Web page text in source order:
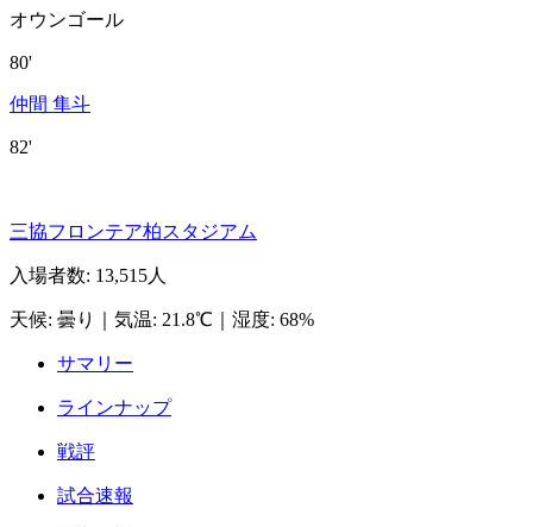
オウンゴール
80'
仲間 隼斗
82'
三協フロンテア柏スタジアム
入場者数: 13,515人
天候: 曇り 気温: 21.8℃ 湿度: 68%
サマリー
ラインナップ
戦評
試合速報